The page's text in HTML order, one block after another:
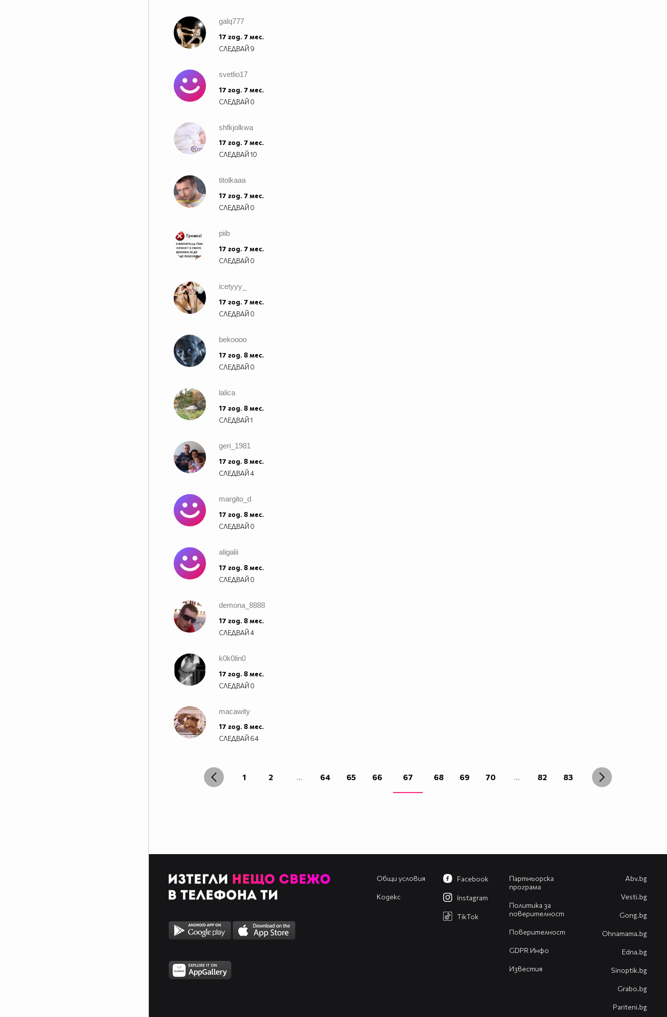
galq777
17 год. 7 мес.
СЛЕДВАЙ 9
svetlio17
17 год. 7 мес.
СЛЕДВАЙ 0
shfkjolkwa
17 год. 7 мес.
СЛЕДВАЙ10
titolkaaa
17 год. 7 мес.
СЛЕДВАЙ 0
piib
17 год. 7 мес.
СЛЕДВАЙ 0
icetyyy_
17 год. 7 мес.
СЛЕДВАЙ 0
bekoooo
17 год. 8 мес.
СЛЕДВАЙ 0
lalica
17 год. 8 мес.
СЛЕДВАЙ1
geri_1981
17 год. 8 мес.
СЛЕДВАЙ4
margito_d
17 год. 8 мес.
СЛЕДВАЙ 0
aligalii
17 год. 8 мес.
СЛЕДВАЙ 0
demona_8888
17 год. 8 мес.
СЛЕДВАЙ4
k0k0lin0
17 год. 8 мес.
СЛЕДВАЙ 0
macawity
17 год. 8 мес.
СЛЕДВАЙ 64
1 2 ... 64 65 66 67 68 69 70 ... 82 83
Общи условия
Кодекс
Партньорска
програма
Политика за
поверителност
Поверителност
GDPR Инфо
Известия
Facebook
Instagram
TikTok
Abv.bg
Vesti.bg
Gong.bg
Оhnamama.bg
Edna.bg
Sinoptik.bg
Grabo.bg
Pariteni.bg